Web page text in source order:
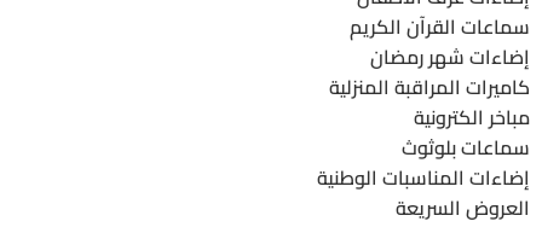
سماعات القرآن الكريم
إضاءات شهر رمضان
كاميرات المراقبة المنزلية
مباخر الكترونية
سماعات بلوثوث
إضاءات المناسبات الوطنية
العروض السريعة